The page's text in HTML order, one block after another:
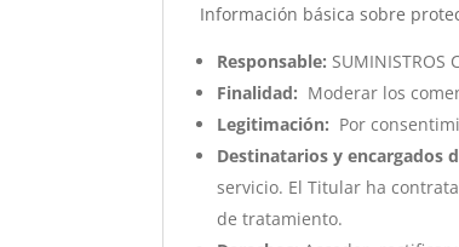
Información básica sobre
Responsable: SUMINISTROS
Finalidad: Moderar los
Legitimación: Por
Destinatarios y encargados
servicio. El Titular ha
de tratamiento.